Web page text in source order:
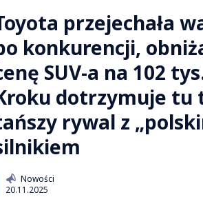
przejechała
konkurencji,
SUV-a na 102
dotrzymuje tu
rywal z
Nowości
20.11.2025